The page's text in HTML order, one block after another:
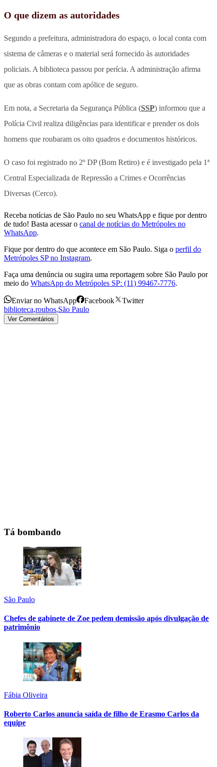
O que dizem as autoridades
Segundo a prefeitura, administradora do espaço, o local conta com
sistema de câmeras e o material será fornecido às autoridades
policiais. A biblioteca passou por perícia. A administração afirma
que as obras contam com apólice de seguro.
Em nota, a Secretaria da Segurança Pública (SSP) informou que a
Polícia Civil realiza diligências para identificar e prender os dois
homens que roubaram os oito quadros e documentos históricos.
O caso foi registrado no 2º DP (Bom Retiro) e é investigado pela 1ª
Central Especializada de Repressão a Crimes e Ocorrências
Diversas (Cerco).
Receba notícias de São Paulo no seu WhatsApp e fique por dentro
de tudo! Basta acessar o canal de notícias do Metrópoles no
WhatsApp.
Fique por dentro do que acontece em São Paulo. Siga o perfil do
Metrópoles SP no Instagram.
Faça uma denúncia ou sugira uma reportagem sobre São Paulo por
meio do WhatsApp do Metrópoles SP: (11) 99467-7776.
Enviar no WhatsApp Facebook
Twitter
biblioteca,roubos,São Paulo
Ver Comentários
Tá bombando
São Paulo
Chefes de gabinete de Zoe pedem demissão após divulgação de
patrimônio
Fábia Oliveira
Roberto Carlos anuncia saída de filho de Erasmo Carlos da
equipe